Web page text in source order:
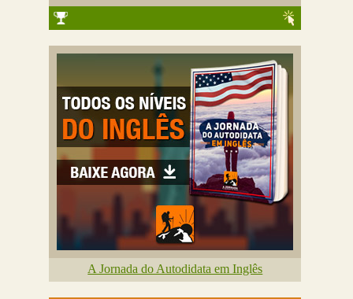
A Jornada do Autodidata em Inglês